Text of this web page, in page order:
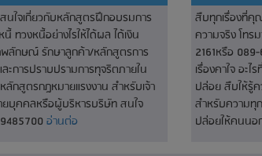
นใจเกี่ยวกับหลักสูตรฝึกอบรมการ
ทวงหนี้อย่างไรให้ได้ผล ได้เงิน
ลักษณ์ รักษาลูกค้า/หลักสูตรการ
ะการปราบปรามการทุจริตภายใน
กสูตรกฎหมายแรงงาน สำหรับเจ้า
บุคคลหรือผู้บริหารบริษัท สนใจ
อ่านต่อ
สืบทุกเรื่องที่คุ
ความจริง โท
2161หรือ
เรื่องคาใจ อะ
ปล่อย สืบให้รู้
สำหรับความทุ
ปล่อยให้คนนอ